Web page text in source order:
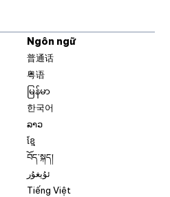
Ngôn ngữ
普通话
粤语
မြန်မာ
한국어
ລາວ
ខ្មែ
བོད་སྐད།
ئۇيغۇر
Tiếng Việt